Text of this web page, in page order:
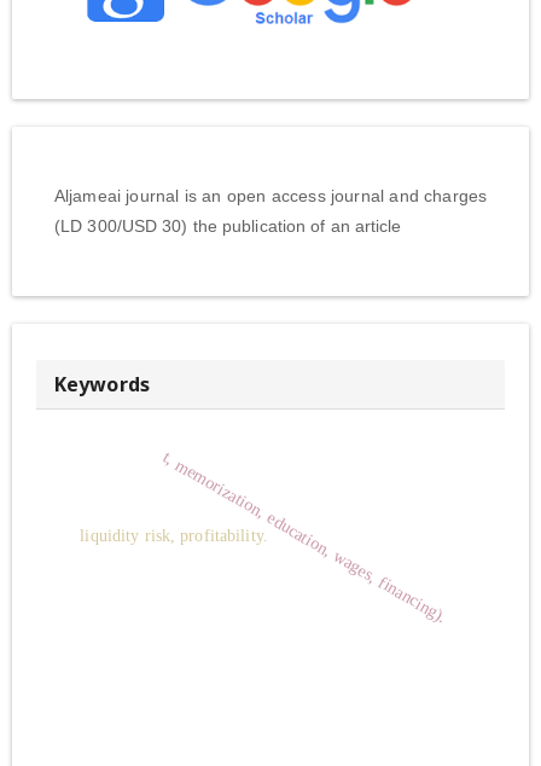
Aljameai journal is an open access journal and charges
(LD 300/USD 30) the publication of an article
Keywords
t, memorization, education, wages, financing).
liquidity risk, profitability.